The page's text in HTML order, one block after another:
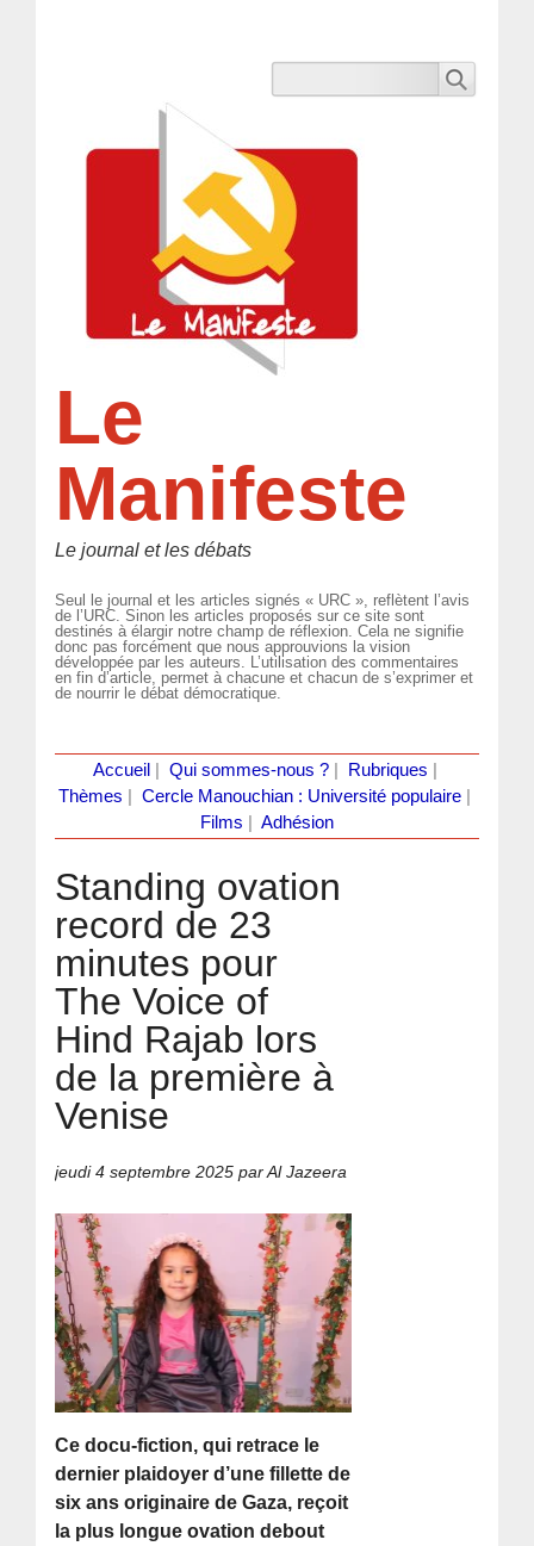
Le
Manifeste
Le journal et les débats
Seul le journal et les articles signés « URC », reflètent l’avis
de l’URC. Sinon les articles proposés sur ce site sont
destinés à élargir notre champ de réflexion. Cela ne signifie
donc pas forcément que nous approuvions la vision
développée par les auteurs. L’utilisation des commentaires
en fin d’article, permet à chacune et chacun de s’exprimer et
de nourrir le débat démocratique.
Accueil Qui sommes-nous ?| Rubriques
Thèmes
Cercle Manouchian : Université populaire
Films
Adhésion
Standing ovation
record de 23
minutes pour
The Voice of
Hind Rajab lors
de la première à
Venise
jeudi 4 septembre 2025 par Al Jazeera
Ce docu-fiction, qui retrace le
dernier plaidoyer d’une fillette de
six ans originaire de Gaza, reçoit
la plus longue ovation debout